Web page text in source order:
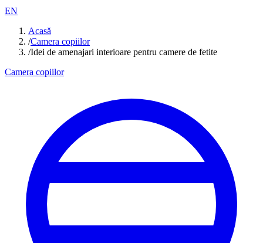
EN
Acasă
/Camera copiilor
/Idei de amenajari interioare pentru camere de fetite
Camera copiilor